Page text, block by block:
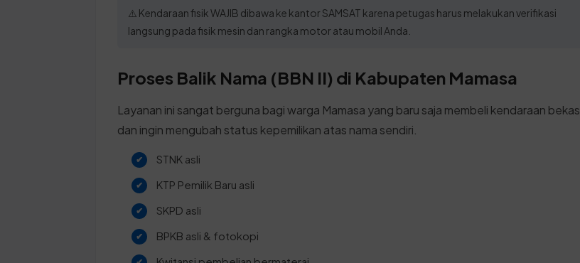
⚠️ Kendaraan fisik WAJIB dibawa ke kantor SAMSAT karena petugas harus melakukan verifikasi
langsung pada fisik mesin dan rangka motor atau mobil Anda.
Proses Balik Nama (BBN II) di Kabupaten Mamasa
Layanan ini sangat berguna bagi warga Mamasa yang baru saja membeli kendaraan bekas
dan ingin mengubah status kepemilikan atas nama sendiri.
STNK asli
KTP Pemilik Baru asli
SKPD asli
BPKB asli & fotokopi